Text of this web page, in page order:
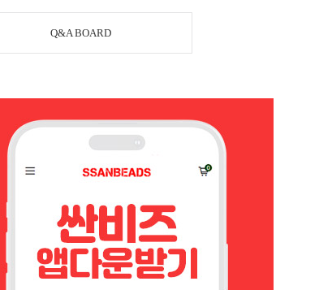
Q&A BOARD